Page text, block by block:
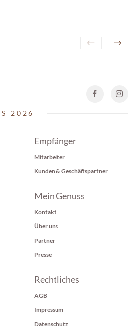
2026
Empfänger
Mitarbeiter
Kunden & Geschäftspartner
Mein Genuss
Kontakt
Über uns
Partner
Presse
Rechtliches
AGB
Impressum
Datenschutz